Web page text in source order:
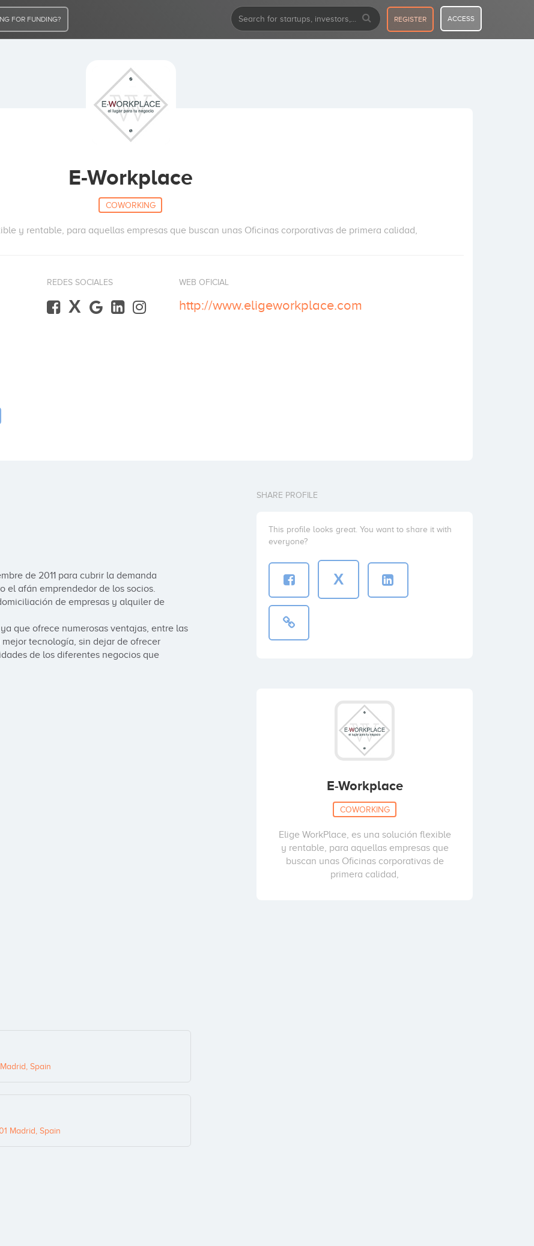
FOR FUNDING? REGISTER ACCESS
E-Workplace
COWORKING
y rentable, para aquellas empresas que buscan unas Oficinas corporativas de primera calidad,
REDES SOCIALES
X
WEB OFICIAL
http://www.eligeworkplace.com
de 2011 para cubrir la demanda
el afán emprendedor de los socios.
de empresas y alquiler de
que ofrece numerosas ventajas, entre las
tecnología, sin dejar de ofrecer
de los diferentes negocios que
Spain
Madrid, Spain
SHARE PROFILE
This profile looks great. You want to share it with
everyone?
X
E-Workplace
COWORKING
Elige WorkPlace, es una solución flexible
y rentable, para aquellas empresas que
buscan unas Oficinas corporativas de
primera calidad,